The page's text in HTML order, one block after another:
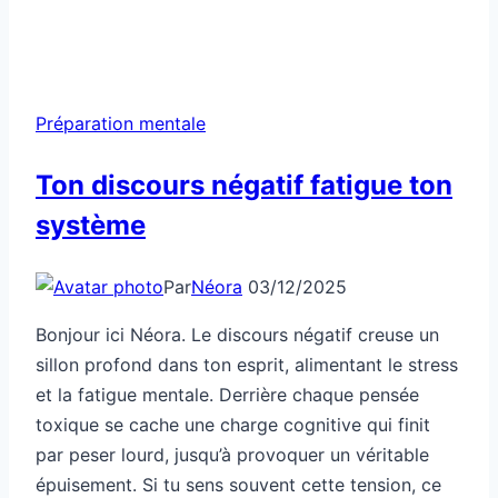
Préparation mentale
Ton discours négatif fatigue ton
système
ParNéora 03/12/2025
Bonjour ici Néora. Le discours négatif creuse un
sillon profond dans ton esprit, alimentant le stress
et la fatigue mentale. Derrière chaque pensée
toxique se cache une charge cognitive qui finit
par peser lourd, jusqu’à provoquer un véritable
épuisement. Si tu sens souvent cette tension, ce